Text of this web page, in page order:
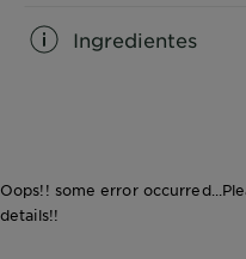
Ingredientes
Oops!! some error
details!!